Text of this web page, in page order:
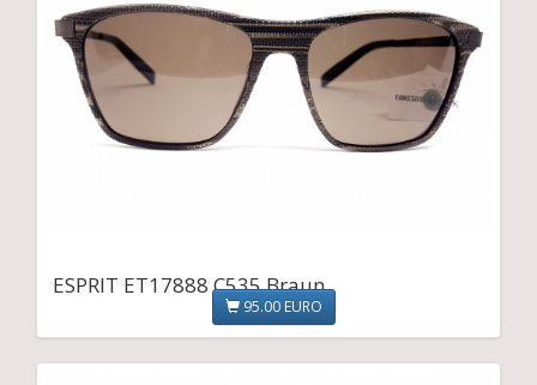
ESPRIT ET17888 C535 Braun
95.00 EURO